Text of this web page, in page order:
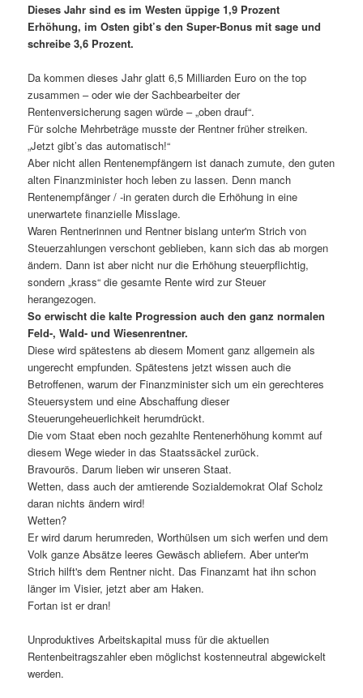
Dieses Jahr sind es im Westen üppige 1,9 Prozent
Erhöhung, im Osten gibt’s den Super-Bonus mit sage und
schreibe 3,6 Prozent.
Da kommen dieses Jahr glatt 6,5 Milliarden Euro on the top
zusammen – oder wie der Sachbearbeiter der
Rentenversicherung sagen würde – „oben drauf“.
Für solche Mehrbeträge musste der Rentner früher streiken.
„Jetzt gibt’s das automatisch!“
Aber nicht allen Rentenempfängern ist danach zumute, den guten
alten Finanzminister hoch leben zu lassen. Denn manch
Rentenempfänger / -in geraten durch die Erhöhung in eine
unerwartete finanzielle Misslage.
Waren Rentnerinnen und Rentner bislang unter'm Strich von
Steuerzahlungen verschont geblieben, kann sich das ab morgen
ändern. Dann ist aber nicht nur die Erhöhung steuerpflichtig,
sondern „krass“ die gesamte Rente wird zur Steuer
herangezogen.
So erwischt die kalte Progression auch den ganz normalen
Feld-, Wald- und Wiesenrentner.
Diese wird spätestens ab diesem Moment ganz allgemein als
ungerecht empfunden. Spätestens jetzt wissen auch die
Betroffenen, warum der Finanzminister sich um ein gerechteres
Steuersystem und eine Abschaffung dieser
Steuerungeheuerlichkeit herumdrückt.
Die vom Staat eben noch gezahlte Rentenerhöhung kommt auf
diesem Wege wieder in das Staatssäckel zurück.
Bravourös. Darum lieben wir unseren Staat.
Wetten, dass auch der amtierende Sozialdemokrat Olaf Scholz
daran nichts ändern wird!
Wetten?
Er wird darum herumreden, Worthülsen um sich werfen und dem
Volk ganze Absätze leeres Gewäsch abliefern. Aber unter'm
Strich hilft's dem Rentner nicht. Das Finanzamt hat ihn schon
länger im Visier, jetzt aber am Haken.
Fortan ist er dran!
Unproduktives Arbeitskapital muss für die aktuellen
Rentenbeitragszahler eben möglichst kostenneutral abgewickelt
werden.